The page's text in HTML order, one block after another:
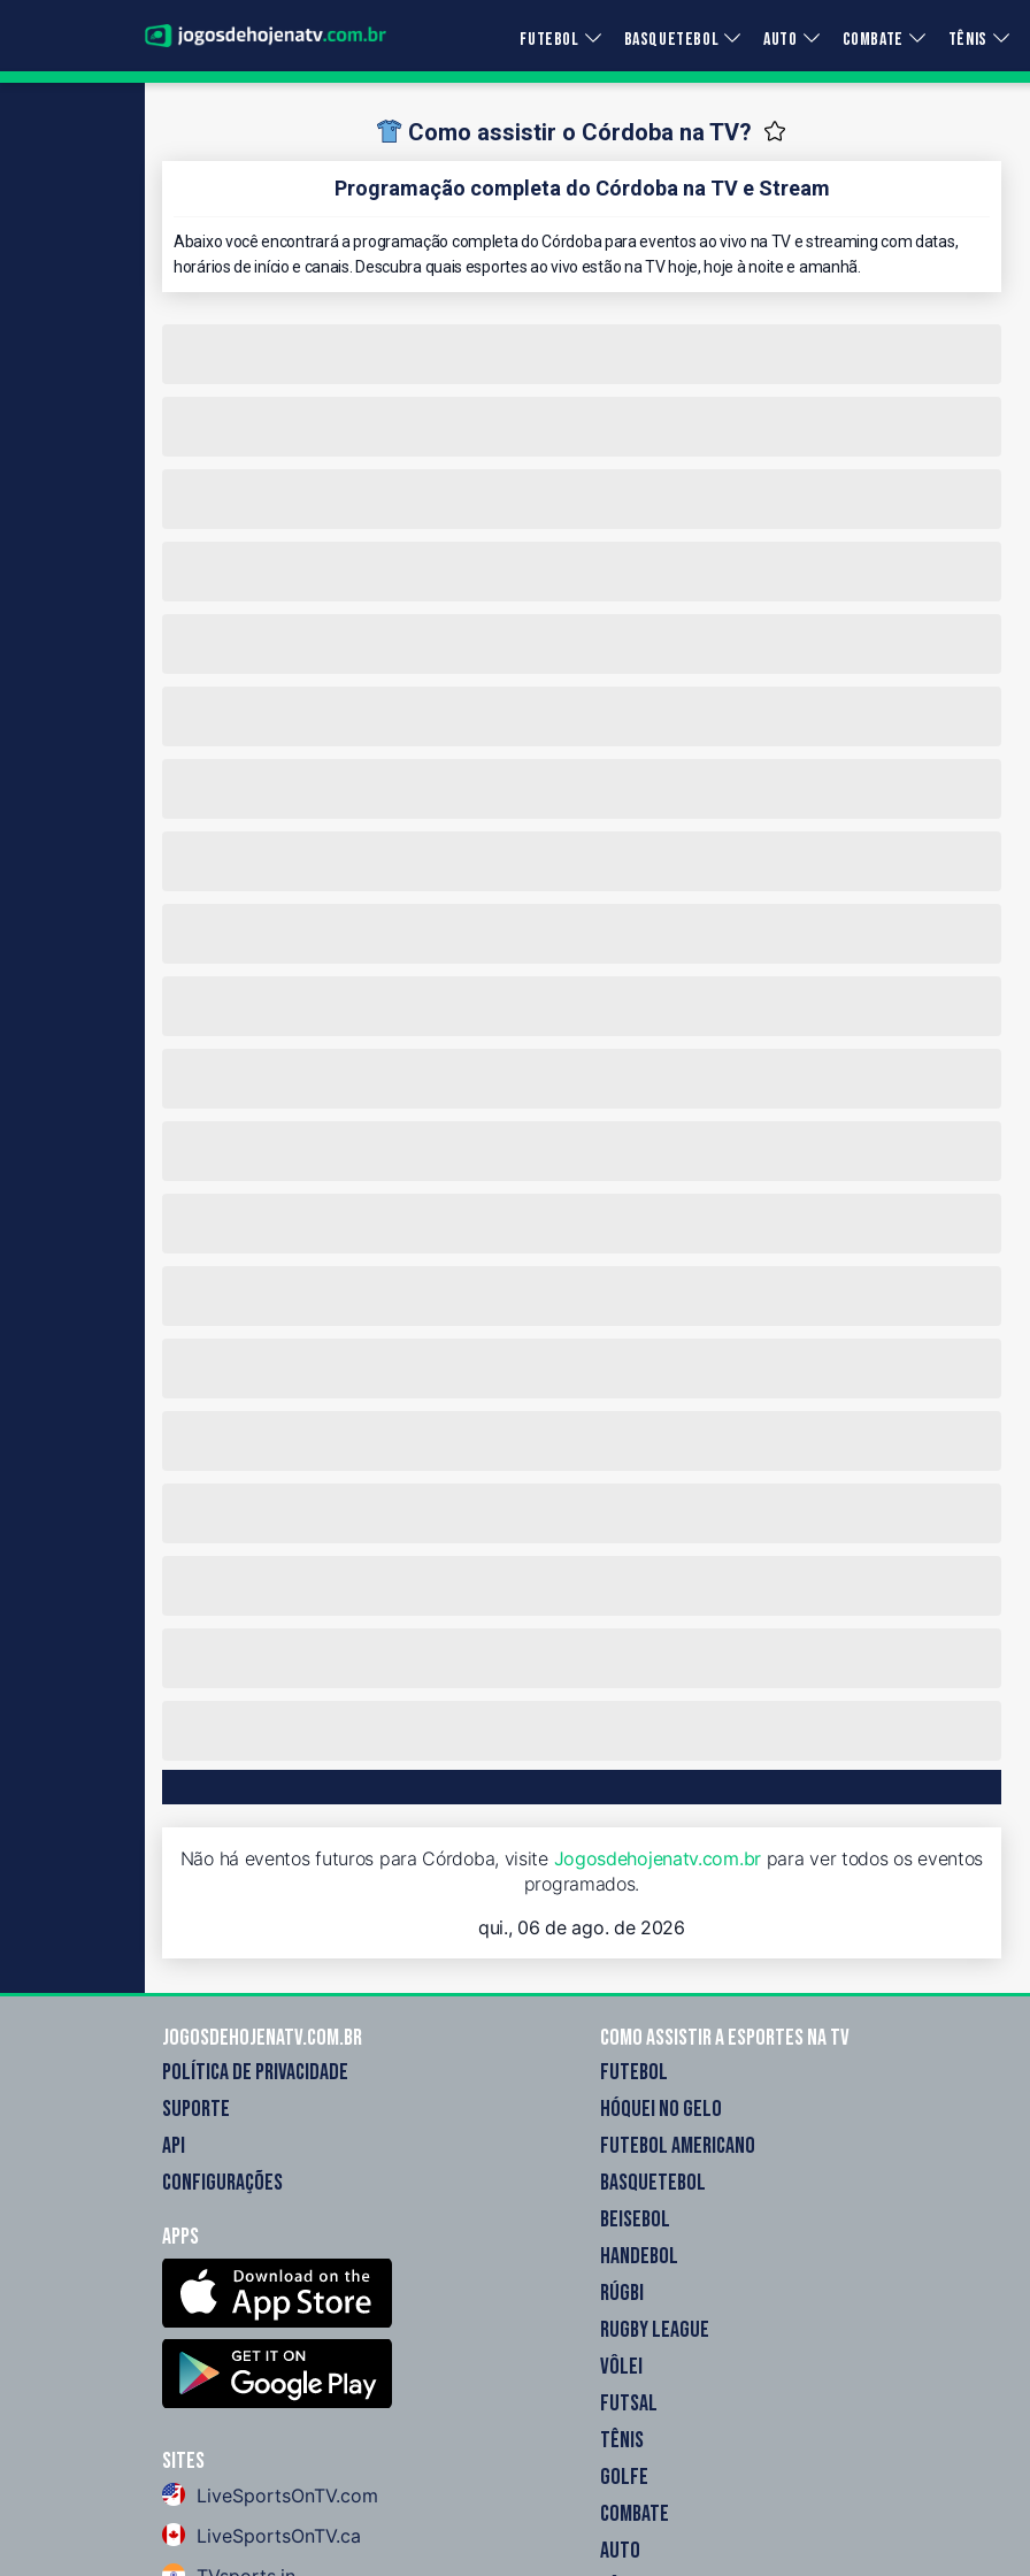
FUTEBOL BASQUETEBOL AUTO COMBATE TÊNIS
Como assistir o Córdoba na TV?
Programação completa do Córdoba na TV e Stream
Abaixo você encontrará a programação completa do Córdoba para eventos ao vivo na TV e streaming com datas,
horários de início e canais. Descubra quais esportes ao vivo estão na TV hoje, hoje à noite e amanhã.
Não há eventos futuros para Córdoba, visite Jogosdehojenatv.com.br para ver todos os eventos
programados.
qui., 06 de ago. de 2026
Jogosdehojenatv.com.br
POLÍTICA DE PRIVACIDADE
SUPORTE
API
CONFIGURAÇÕES
Apps
Sites
LiveSportsOnTV.com
LiveSportsOnTV.ca
Como assistir a esportes na TV
FUTEBOL
HÓQUEI NO GELO
FUTEBOL AMERICANO
BASQUETEBOL
BEISEBOL
HANDEBOL
RÚGBI
RUGBY LEAGUE
VÔLEI
FUTSAL
TÊNIS
GOLFE
COMBATE
AUTO